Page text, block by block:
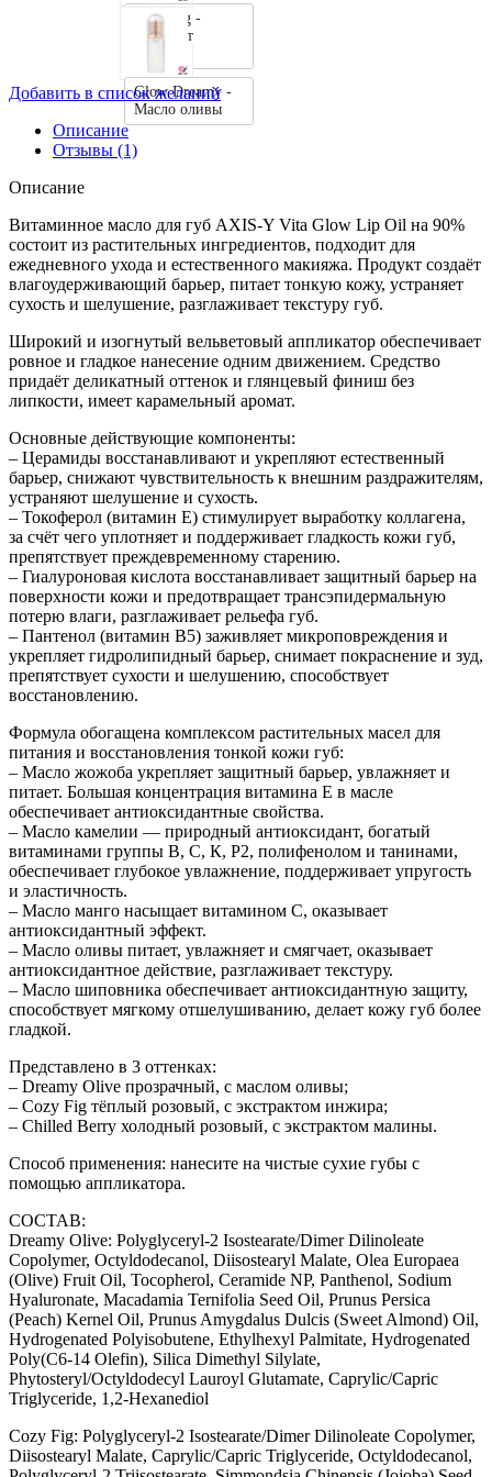
Cozy Fig -
Экстракт
Glow Dreamy -
Масло оливы
Добавить в список желаний
Описание
Отзывы (1)
Описание
Витаминное масло для губ AXIS-Y Vita Glow Lip Oil на 90%
состоит из растительных ингредиентов, подходит для
ежедневного ухода и естественного макияжа. Продукт создаёт
влагоудерживающий барьер, питает тонкую кожу, устраняет
сухость и шелушение, разглаживает текстуру губ.
Широкий и изогнутый вельветовый аппликатор обеспечивает
ровное и гладкое нанесение одним движением. Средство
придаёт деликатный оттенок и глянцевый финиш без
липкости, имеет карамельный аромат.
Основные действующие компоненты:
– Церамиды восстанавливают и укрепляют естественный
барьер, снижают чувствительность к внешним раздражителям,
устраняют шелушение и сухость.
– Токоферол (витамин Е) стимулирует выработку коллагена,
за счёт чего уплотняет и поддерживает гладкость кожи губ,
препятствует преждевременному старению.
– Гиалуроновая кислота восстанавливает защитный барьер на
поверхности кожи и предотвращает трансэпидермальную
потерю влаги, разглаживает рельефа губ.
– Пантенол (витамин B5) заживляет микроповреждения и
укрепляет гидролипидный барьер, снимает покраснение и зуд,
препятствует сухости и шелушению, способствует
восстановлению.
Формула обогащена комплексом растительных масел для
питания и восстановления тонкой кожи губ:
– Масло жожоба укрепляет защитный барьер, увлажняет и
питает. Большая концентрация витамина Е в масле
обеспечивает антиоксидантные свойства.
– Масло камелии — природный антиоксидант, богатый
витаминами группы В, С, К, P2, полифенолом и танинами,
обеспечивает глубокое увлажнение, поддерживает упругость
и эластичность.
– Масло манго насыщает витамином C, оказывает
антиоксидантный эффект.
– Масло оливы питает, увлажняет и смягчает, оказывает
антиоксидантное действие, разглаживает текстуру.
– Масло шиповника обеспечивает антиоксидантную защиту,
способствует мягкому отшелушиванию, делает кожу губ более
гладкой.
Представлено в 3 оттенках:
– Dreamy Olive прозрачный, с маслом оливы;
– Cozy Fig тёплый розовый, с экстрактом инжира;
– Chilled Berry холодный розовый, с экстрактом малины.
Способ применения: нанесите на чистые сухие губы с
помощью аппликатора.
СОСТАВ:
Dreamy Olive: Polyglyceryl-2 Isostearate/Dimer Dilinoleate
Copolymer, Octyldodecanol, Diisostearyl Malate, Olea Europaea
(Olive) Fruit Oil, Tocopherol, Ceramide NP, Panthenol, Sodium
Hyaluronate, Macadamia Ternifolia Seed Oil, Prunus Persica
(Peach) Kernel Oil, Prunus Amygdalus Dulcis (Sweet Almond) Oil,
Hydrogenated Polyisobutene, Ethylhexyl Palmitate, Hydrogenated
Poly(C6-14 Olefin), Silica Dimethyl Silylate,
Phytosteryl/Octyldodecyl Lauroyl Glutamate, Caprylic/Capric
Triglyceride, 1,2-Hexanediol
Cozy Fig: Polyglyceryl-2 Isostearate/Dimer Dilinoleate Copolymer,
Diisostearyl Malate, Caprylic/Capric Triglyceride, Octyldodecanol,